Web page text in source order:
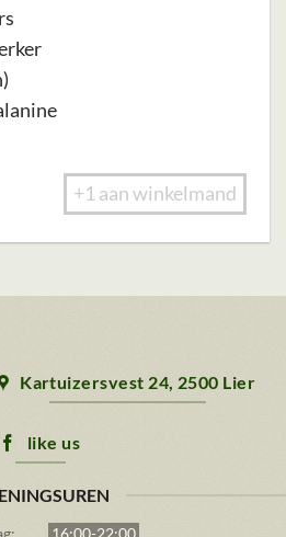
+1 aan winkelmand
Kartuizersvest 24, 2500 Lier
like us